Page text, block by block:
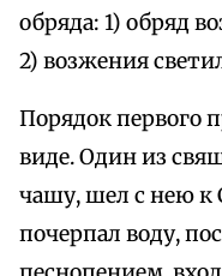
обряда: 1) обряд
2) возжения
Порядок первого
виде. Один из
чашу, шел с нею к
почерпал воду,